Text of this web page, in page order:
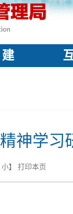
神学习
小】 打印本页